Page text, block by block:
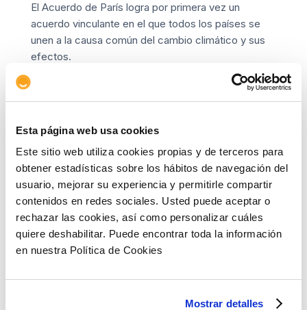
Esta página web usa cookies
Este sitio web utiliza cookies propias y de terceros para
obtener estadísticas sobre los hábitos de navegación del
usuario, mejorar su experiencia y permitirle compartir
contenidos en redes sociales. Usted puede aceptar o
rechazar las cookies, así como personalizar cuáles
quiere deshabilitar. Puede encontrar toda la información
en nuestra Política de Cookies
Mostrar detalles
El Acuerdo de París logra por primera vez un
acuerdo vinculante en el que todos los países se
unen a la causa común del cambio climático y sus
efectos.
Copiar link
Artículos relacionados